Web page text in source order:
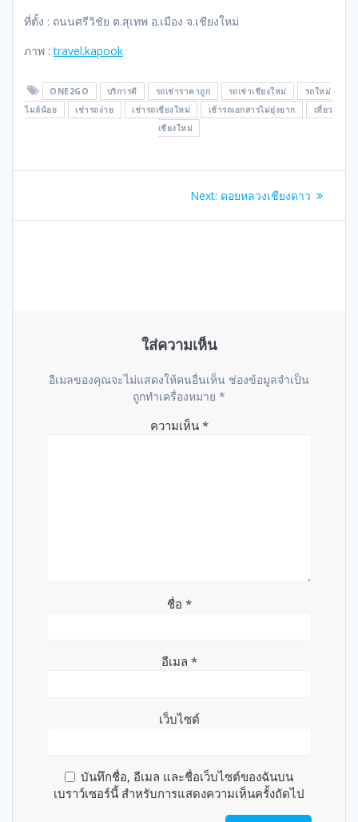
ที่ตั้ง : ถนนศรีวิชัย ต.สุเทพ อ.เมือง จ.เชียงใหม่
ภาพ :travel.kapook
ONE2GO บริการดี รถเช่าราคาถูก รถเช่าเชียงใหม่
รถใหม่
ไมล์น้อย
เช่ารถง่าย เช่ารถเชียงใหม่ เช้ารถเอกสารไม่ยุ่งยาก
เที่ยว
เชียงใหม่
เรื่อง
Next: Next
ดอยหลวงเชียงดาว
ใส่ความเห็น
อีเมลของคุณจะไม่แสดงให้คนอื่นเห็น ช่องข้อมูลจำเป็น
ถูกทำเครื่องหมาย *
ความเห็น *
ชื่อ *
อีเมล *
เว็บไซต์
บันทึกชื่อ, อีเมล และชื่อเว็บไซต์ของฉันบน
เบราว์เซอร์นี้ สำหรับการแสดงความเห็นครั้งถัดไป